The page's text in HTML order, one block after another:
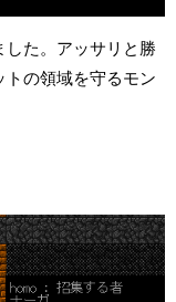
た。アッサリと勝
の領域を守るモン